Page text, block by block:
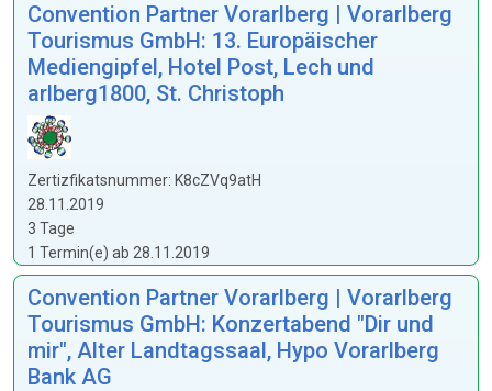
Convention Partner Vorarlberg | Vorarlberg
Tourismus GmbH: 13. Europäischer
Mediengipfel, Hotel Post, Lech und
arlberg1800, St. Christoph
Zertizfikatsnummer: K8cZVq9atH
28.11.2019
3 Tage
1 Termin(e) ab 28.11.2019
Convention Partner Vorarlberg | Vorarlberg
Tourismus GmbH: Konzertabend "Dir und
mir", Alter Landtagssaal, Hypo Vorarlberg
Bank AG